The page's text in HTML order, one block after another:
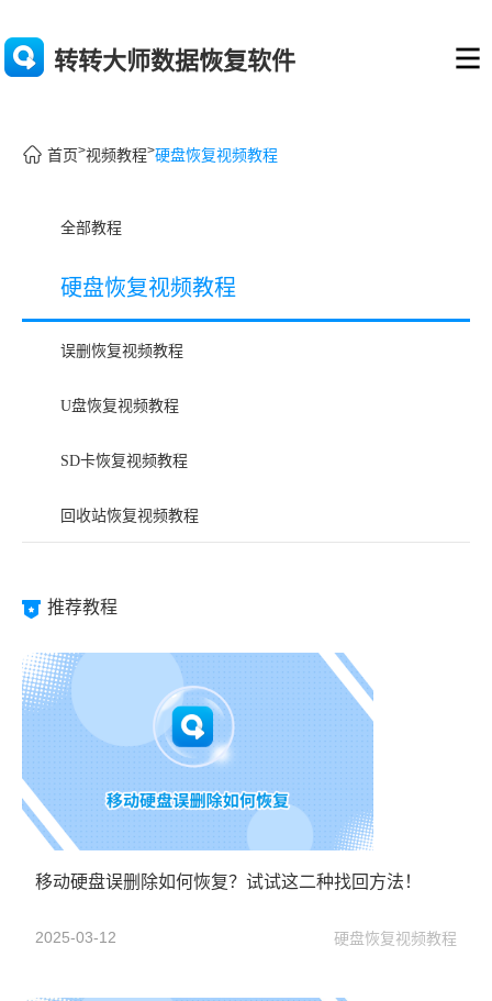
转转大师数据恢复软件
首页>视频教程>硬盘恢复视频教程
全部教程
硬盘恢复视频教程
误删恢复视频教程
U盘恢复视频教程
SD卡恢复视频教程
回收站恢复视频教程
推荐教程
移动硬盘误删除如何恢复？试试这二种找回方法！
2025-03-12 硬盘恢复视频教程